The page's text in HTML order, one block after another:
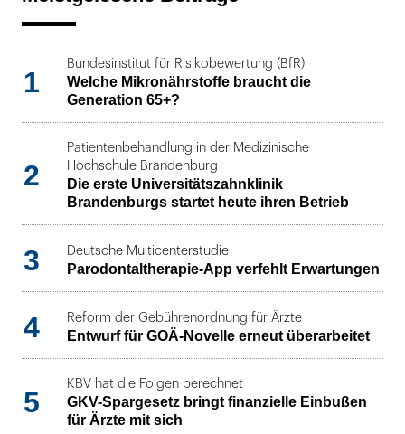
1
Bundesinstitut für Risikobewertung (BfR)
Welche Mikronährstoffe braucht die
Generation 65+?
2
Patientenbehandlung in der Medizinische
Hochschule Brandenburg
Die erste Universitätszahnklinik
Brandenburgs startet heute ihren Betrieb
3 Deutsche Multicenterstudie
Parodontaltherapie-App verfehlt Erwartungen
4 Reform der Gebührenordnung für Ärzte
Entwurf für GOÄ-Novelle erneut überarbeitet
5
KBV hat die Folgen berechnet
GKV-Spargesetz bringt finanzielle Einbußen
für Ärzte mit sich